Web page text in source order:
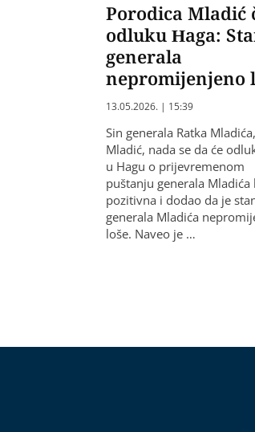
Porodica Mladić
odluku Haga:
generala
nepromijenjeno
13.05.2026. | 15:39
Sin generala Ratka
Mladić, nada se da će
u Hagu o prijevremenom
puštanju generala Mladića
pozitivna i dodao da je
generala Mladića
loše. Naveo je …